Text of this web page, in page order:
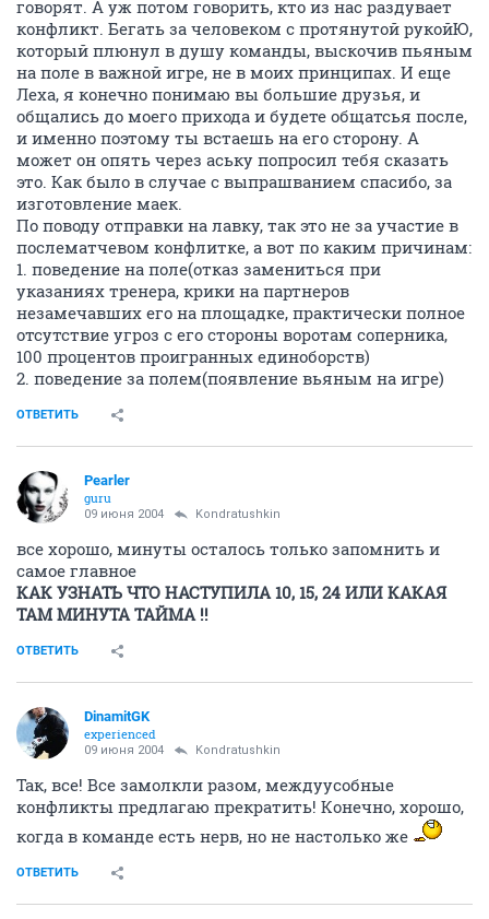
говорят. А уж потом говорить, кто из нас раздувает
конфликт. Бегать за человеком с протянутой рукойЮ,
который плюнул в душу команды, выскочив пьяным
на поле в важной игре, не в моих принципах. И еще
Леха, я конечно понимаю вы большие друзья, и
общались до моего прихода и будете общатсья после,
и именно поэтому ты встаешь на его сторону. А
может он опять через аську попросил тебя сказать
это. Как было в случае с выпрашванием спасибо, за
изготовление маек.
По поводу отправки на лавку, так это не за участие в
послематчевом конфлитке, а вот по каким причинам:
1. поведение на поле(отказ замениться при
указаниях тренера, крики на партнеров
незамечавших его на площадке, практически полное
отсутствие угроз с его стороны воротам соперника,
100 процентов проигранных единоборств)
2. поведение за полем(появление вьяным на игре)
ОТВЕТИТЬ
Pearler
guru
09 июня 2004 Kondratushkin
все хорошо, минуты осталось только запомнить и
самое главное
КАК УЗНАТЬ ЧТО НАСТУПИЛА 10, 15, 24 ИЛИ КАКАЯ
ТАМ МИНУТА ТАЙМА !!
ОТВЕТИТЬ
DinamitGK
experienced
09 июня 2004 Kondratushkin
Так, все! Все замолкли разом, междуусобные
конфликты предлагаю прекратить! Конечно, хорошо,
когда в команде есть нерв, но не настолько же
ОТВЕТИТЬ